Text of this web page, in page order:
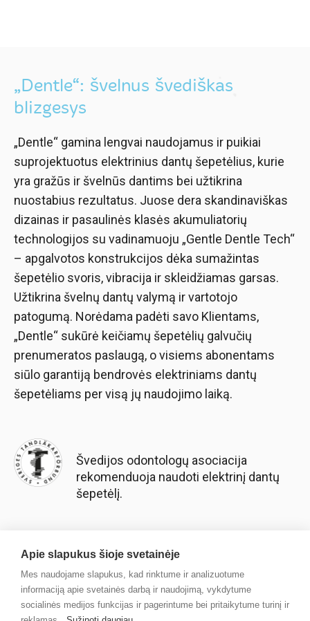
„Dentle“: švelnus švediškas
blizgesys
„Dentle“ gamina lengvai naudojamus ir puikiai
suprojektuotus elektrinius dantų šepetėlius, kurie
yra gražūs ir švelnūs dantims bei užtikrina
nuostabius rezultatus. Juose dera skandinaviškas
dizainas ir pasaulinės klasės akumuliatorių
technologijos su vadinamuoju „Gentle Dentle Tech“
– apgalvotos konstrukcijos dėka sumažintas
šepetėlio svoris, vibracija ir skleidžiamas garsas.
Užtikrina švelnų dantų valymą ir vartotojo
patogumą. Norėdama padėti savo Klientams,
„Dentle“ sukūrė keičiamų šepetėlių galvučių
prenumeratos paslaugą, o visiems abonentams
siūlo garantiją bendrovės elektriniams dantų
šepetėliams per visą jų naudojimo laiką.
Švedijos odontologų asociacija
rekomenduoja naudoti elektrinį dantų
šepetėlį.
© 2025 Scandinavian Good Business AB
Apie slapukus šioje svetainėje
Mes naudojame slapukus, kad rinktume ir analizuotume
informaciją apie svetainės darbą ir naudojimą, vykdytume
socialinės medijos funkcijas ir pagerintume bei pritaikytume turinį ir